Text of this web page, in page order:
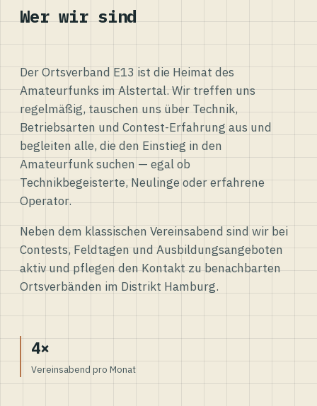
Wer wir sind
Der Ortsverband E13 ist die Heimat des
Amateurfunks im Alstertal. Wir treffen uns
regelmäßig, tauschen uns über Technik,
Betriebsarten und Contest-Erfahrung aus und
begleiten alle, die den Einstieg in den
Amateurfunk suchen — egal ob
Technikbegeisterte, Neulinge oder erfahrene
Operator.
Neben dem klassischen Vereinsabend sind wir bei
Contests, Feldtagen und Ausbildungsangeboten
aktiv und pflegen den Kontakt zu benachbarten
Ortsverbänden im Distrikt Hamburg.
4×
Vereinsabend pro Monat